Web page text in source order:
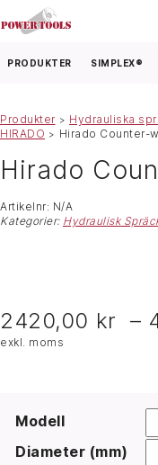
PRODUKTER SIMPLEX®
Produkter > Hydrauliska
HIRADO > Hirado Counter-
Hirado
Artikelnr: N/A
Kategorier: Hydraulisk
2420,00 kr –
exkl. moms
Modell
Diameter (mm)